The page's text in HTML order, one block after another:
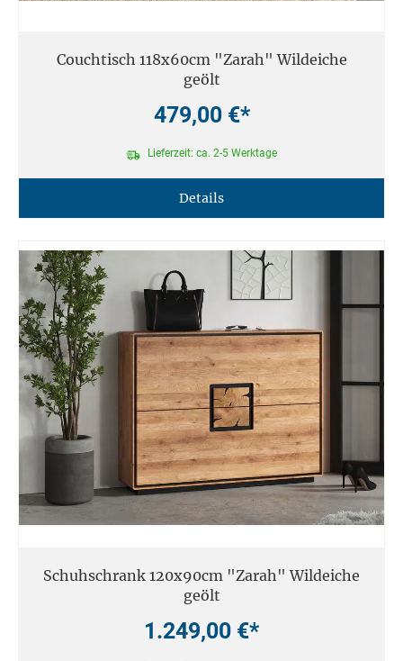
Couchtisch 118x60cm "Zarah" Wildeiche
geölt
479,00 €*
Lieferzeit: ca. 2-5 Werktage
Details
Schuhschrank 120x90cm "Zarah" Wildeiche
geölt
1.249,00 €*